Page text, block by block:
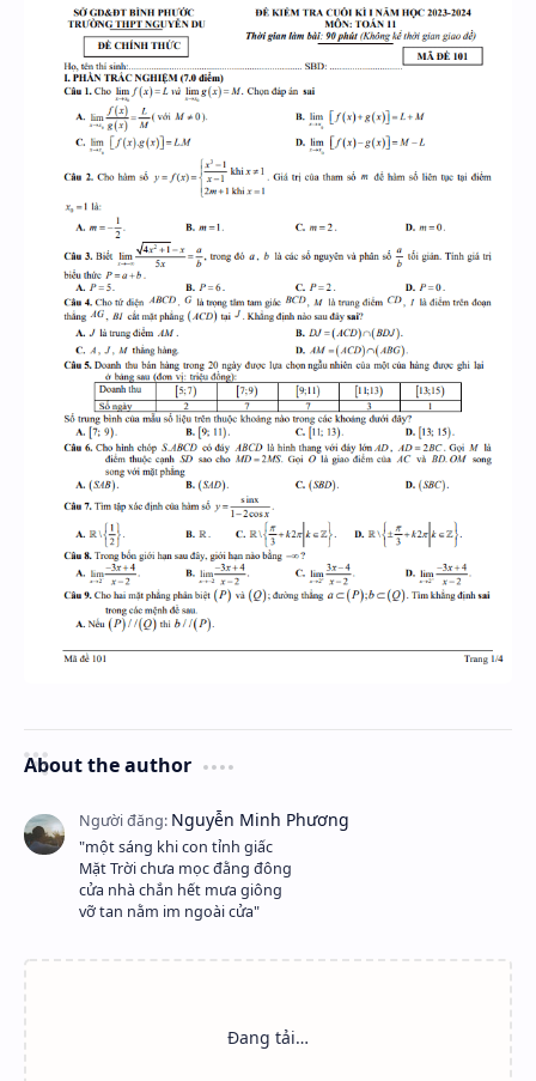
About the author
"một sáng khi con tỉnh giấc
Mặt Trời chưa mọc đằng đông
cửa nhà chắn hết mưa giông
vỡ tan nằm im ngoài cửa"